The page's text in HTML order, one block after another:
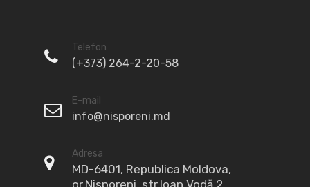
Telefon
(+373) 264-2-20-58
E-mail
info@nisporeni.md
Adresa
MD-6401, Republica Moldova,